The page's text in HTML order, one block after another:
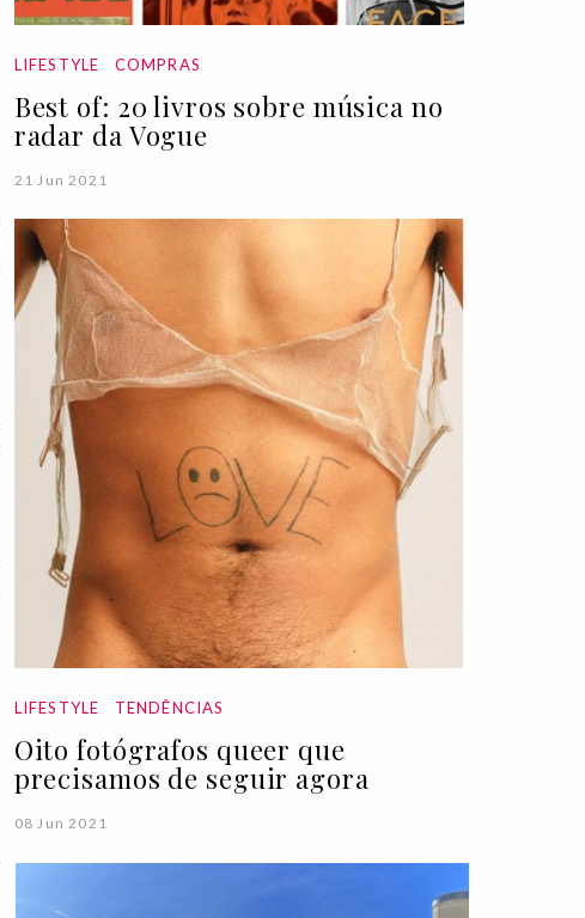
LIFESTYLE COMPRAS
Best of: 20 livros sobre música no
radar da Vogue
21 Jun 2021
LIFESTYLE TENDÊNCIAS
Oito fotógrafos queer que
precisamos de seguir agora
08 Jun 2021